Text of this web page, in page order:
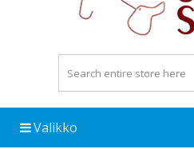
Valikko